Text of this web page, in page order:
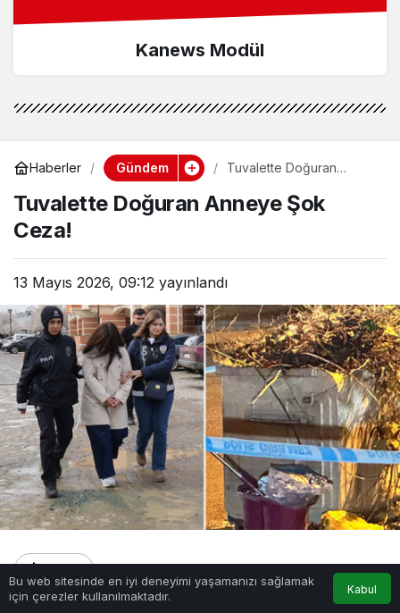
Kanews Modül
Haberler Gündem
Tuvalette Doğuran
Tuvalette Doğuran Anneye Şok
Ceza!
13 Mayıs 2026, 09:12 yayınlandı
Paylaş
Bu web sitesinde en iyi deneyimi yaşamanızı sağlamak
için çerezler kullanılmaktadır.
Kabul